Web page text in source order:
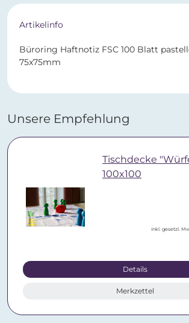
Artikelinfo
Büroring Haftnotiz FSC 100 Blatt
75x75mm
Unsere Empfehlung
Tischdecke
100x100
inkl. gesetzl.
Details
Merkzettel